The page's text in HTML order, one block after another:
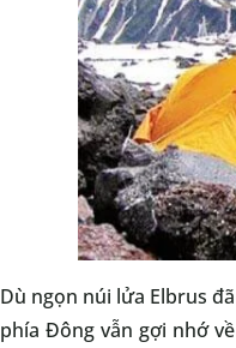
Dù ngọn núi lửa Elbrus
phía Đông vẫn gợi nhớ